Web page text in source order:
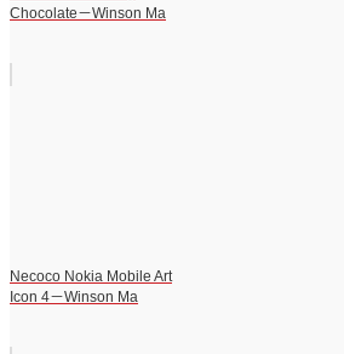
Chocolate－Winson Ma
Necoco Nokia Mobile Art
Icon 4－Winson Ma